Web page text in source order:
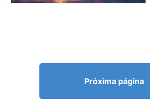
Próxima página